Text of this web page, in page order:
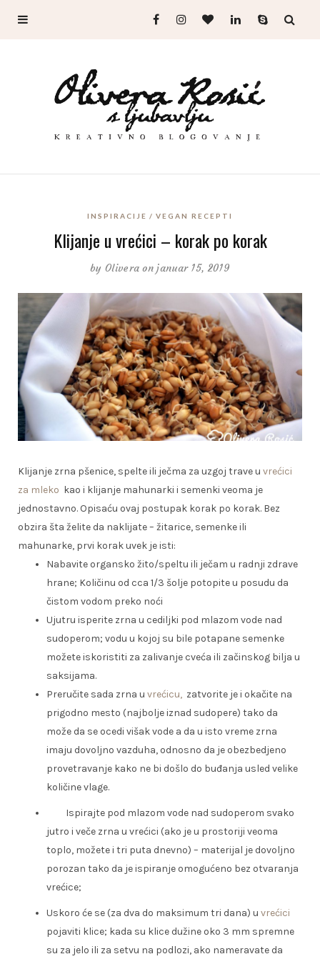
INSPIRACIJE VEGAN RECEPTI
Klijanje u vrećici – korak po korak
byOlivera on januar 15, 2019
Klijanje zrna pšenice, spelte ili ječma za uzgoj trave u vrećici
za mleko kao i klijanje mahunarki i semenki veoma je
jednostavno. Opisaću ovaj postupak korak po korak. Bez
obzira šta želite da naklijate – žitarice, semenke ili
mahunarke, prvi korak uvek je isti:
Nabavite organsko žito/speltu ili ječam u radnji zdrave
hrane; Količinu od cca 1/3 šolje potopite u posudu da
čistom vodom preko noći
Ujutru isperite zrna u cediljki pod mlazom vode nad
sudoperom; vodu u kojoj su bile potapane semenke
možete iskoristiti za zalivanje cveća ili začinskog bilja u
saksijama.
Preručite sada zrna u vrećicu, zatvorite je i okačite na
prigodno mesto (najbolje iznad sudopere) tako da
može da se ocedi višak vode a da u isto vreme zrna
imaju dovoljno vazduha, odnosno da je obezbedjeno
provetravanje kako ne bi došlo do buđanja usled velike
količine vlage.
Ispirajte pod mlazom vode nad sudoperom svako
jutro i veče zrna u vrećici (ako je u prostoriji veoma
toplo, možete i tri puta dnevno) – materijal je dovoljno
porozan tako da je ispiranje omogućeno bez otvaranja
vrećice;
Uskoro će se (za dva do maksimum tri dana) u vrećici
pojaviti klice; kada su klice dužine oko 3 mm spremne
su za jelo ili za setvu na podlozi, ako nameravate da